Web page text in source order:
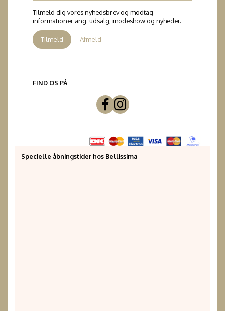
Tilmeld dig vores nyhedsbrev og modtag
informationer ang. udsalg, modeshow og nyheder.
Tilmeld Afmeld
FIND OS PÅ
Specielle åbningstider hos Bellissima